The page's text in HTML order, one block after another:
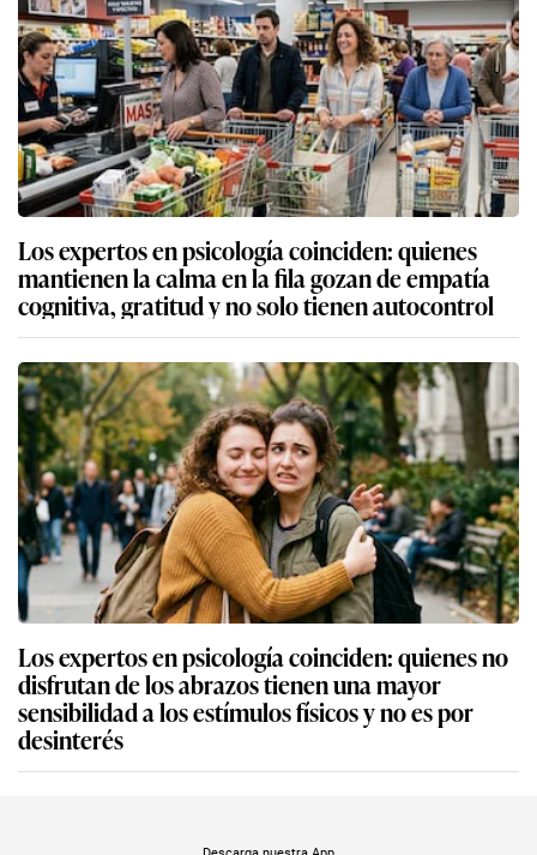
Los expertos en psicología coinciden: quienes
mantienen la calma en la fila gozan de empatía
cognitiva, gratitud y no solo tienen autocontrol
Los expertos en psicología coinciden: quienes no
disfrutan de los abrazos tienen una mayor
sensibilidad a los estímulos físicos y no es por
desinterés